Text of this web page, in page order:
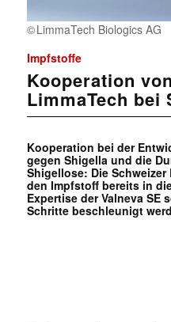
LimmaTech Biologics AG
Impfstoffe
Kooperation
LimmaTech bei
Kooperation bei der
gegen Shigella und die
Shigellose: Die
den Impfstoff bereits in
Expertise der Valneva SE
Schritte beschleunigt